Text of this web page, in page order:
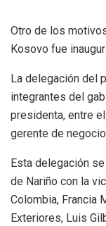
Otro de los
Kosovo fue
La delegación del
integrantes del
presidenta, entre
gerente de
Esta delegación
de Nariño con la
Colombia, Francia
Exteriores, Luis